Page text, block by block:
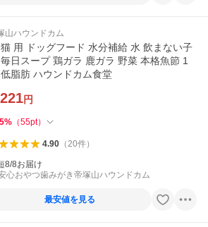
山ハウンドカム
用 ドッグフード 水分補給 水 飲まない子
日スープ 鶏ガラ 鹿ガラ 野菜 本格魚節 1
脂肪 ハウンドカム食堂
円
5% （55pt）
4.90（20件）
8/8お届け
心おやつ歯みがき帝塚山ハウンドカム
最安値を見る